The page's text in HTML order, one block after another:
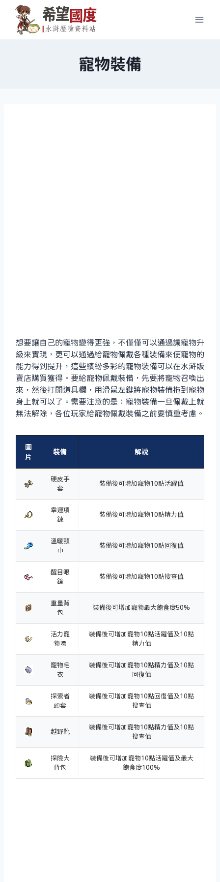
content
寵物裝備
想要讓自己的寵物變得更強，不僅僅可以通過讓寵物升
級來實現，更可以通過給寵物佩戴各種裝備來使寵物的
能力得到提升，這些繽紛多彩的寵物裝備可以在水滸販
賣店購買獲得。要給寵物佩戴裝備，先要將寵物召喚出
來，然後打開道具欄，用滑鼠左鍵將寵物裝備拖到寵物
身上就可以了。需要注意的是：寵物裝備一旦佩戴上就
無法解除，各位玩家給寵物佩戴裝備之前要慎重考慮。
圖
片
裝備 解說
硬皮手
套
裝備後可增加寵物10點活躍值
幸運項
鍊
裝備後可增加寵物10點精力值
溫暖頸
巾
裝備後可增加寵物10點回復值
醒目眼
鏡
裝備後可增加寵物10點搜查值
重量背
包
裝備後可增加寵物最大飽食度50%
活力寵
物環
裝備後可增加寵物10點活躍值及10點
精力值
寵物毛
衣
裝備後可增加寵物10點精力值及10點
回復值
探索者
頭套
裝備後可增加寵物10點回復值及10點
搜查值
越野靴
裝備後可增加寵物10點精力值及10點
搜查值
探險大
背包
裝備後可增加寵物10點活躍值及最大
飽食度100%